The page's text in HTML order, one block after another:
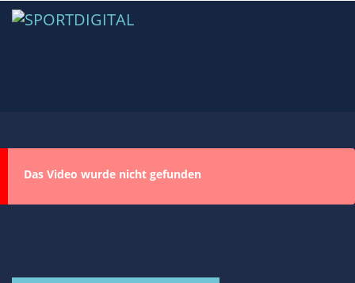
Das Video wurde nicht gefunden